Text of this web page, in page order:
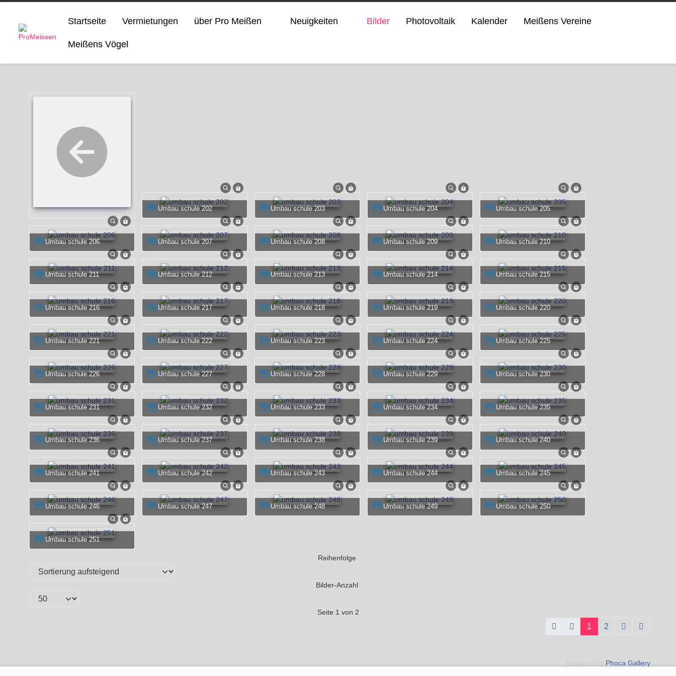
Startseite Vermietungen über Pro Meißen Neuigkeiten Bilder Photovoltaik Kalender Meißens Vereine
Meißens Vögel
umbau schule 202 umbau schule 203 umbau schule 204 umbau schule 205
umbau schule 206 umbau schule 207 umbau schule 208 umbau schule 209 umbau schule 210
umbau schule 211 umbau schule 212 umbau schule 213 umbau schule 214 umbau schule 215
umbau schule 216 umbau schule 217 umbau schule 218 umbau schule 219 umbau schule 220
umbau schule 221 umbau schule 222 umbau schule 223 umbau schule 224 umbau schule 225
umbau schule 226 umbau schule 227 umbau schule 228 umbau schule 229 umbau schule 230
umbau schule 231 umbau schule 232 umbau schule 233 umbau schule 234 umbau schule 235
umbau schule 236 umbau schule 237 umbau schule 238 umbau schule 239 umbau schule 240
umbau schule 241 umbau schule 242 umbau schule 243 umbau schule 244 umbau schule 245
umbau schule 246 umbau schule 247 umbau schule 248 umbau schule 249 umbau schule 250
umbau schule 251
Reihenfolge
Bilder-Anzahl
Seite 1 von 2
1 2
Phoca Gallery